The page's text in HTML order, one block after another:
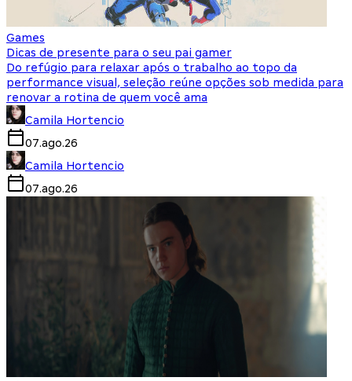
Games
Dicas de presente para o seu pai gamer
Do refúgio para relaxar após o trabalho ao topo da
performance visual, seleção reúne opções sob medida para
renovar a rotina de quem você ama
Camila Hortencio
07.ago.26
Camila Hortencio
07.ago.26